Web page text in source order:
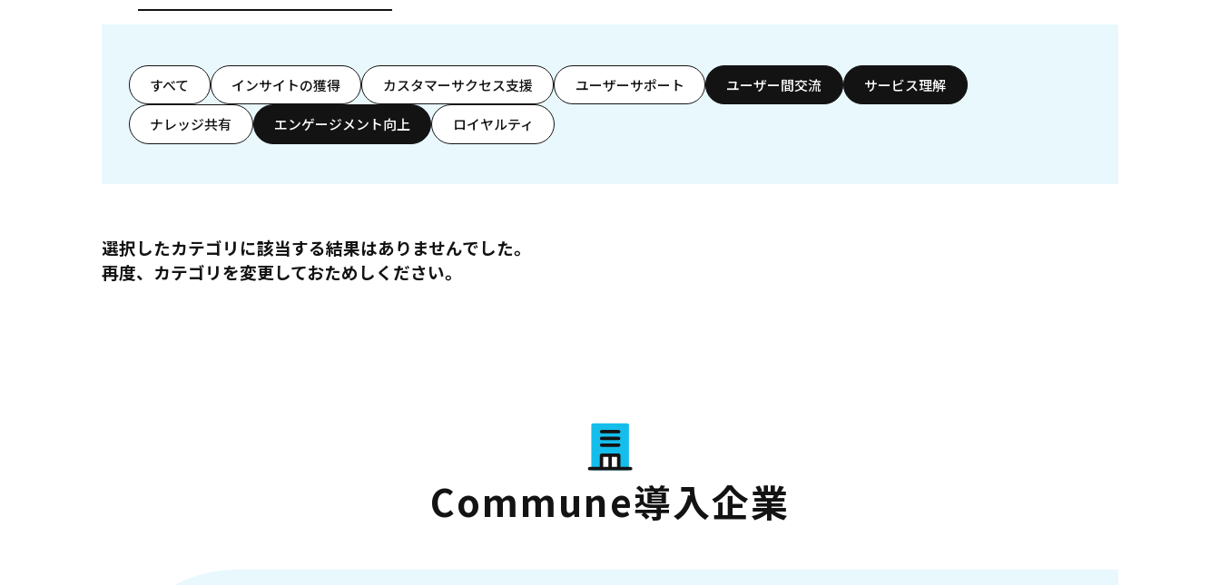
すべて インサイトの獲得 カスタマーサクセス支援 ユーザーサポート ユーザー間交流 サービス理解
ナレッジ共有 エンゲージメント向上 ロイヤルティ
選択したカテゴリに該当する結果はありませんでした。
再度、カテゴリを変更しておためしください。
Commune導入企業